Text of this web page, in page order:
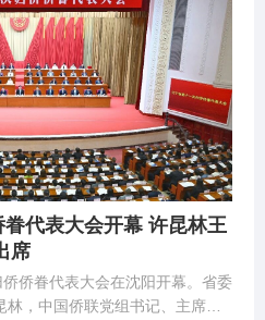
代表大会开幕 许昆林王
席
侨眷代表大会在沈阳开幕。省委
，中国侨联党组书记、主席王